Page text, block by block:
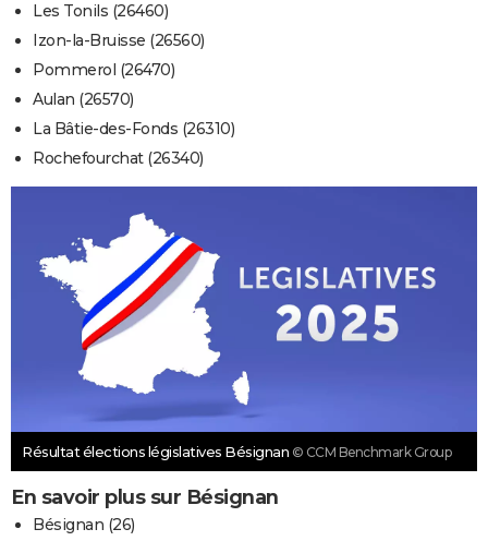
Les Tonils (26460)
Izon-la-Bruisse (26560)
Pommerol (26470)
Aulan (26570)
La Bâtie-des-Fonds (26310)
Rochefourchat (26340)
Résultat élections législatives Bésignan © CCM Benchmark Group
En savoir plus sur Bésignan
Bésignan (26)